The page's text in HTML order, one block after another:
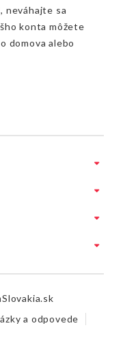
neváhajte sa
konta môžete
domova alebo
a odpovede